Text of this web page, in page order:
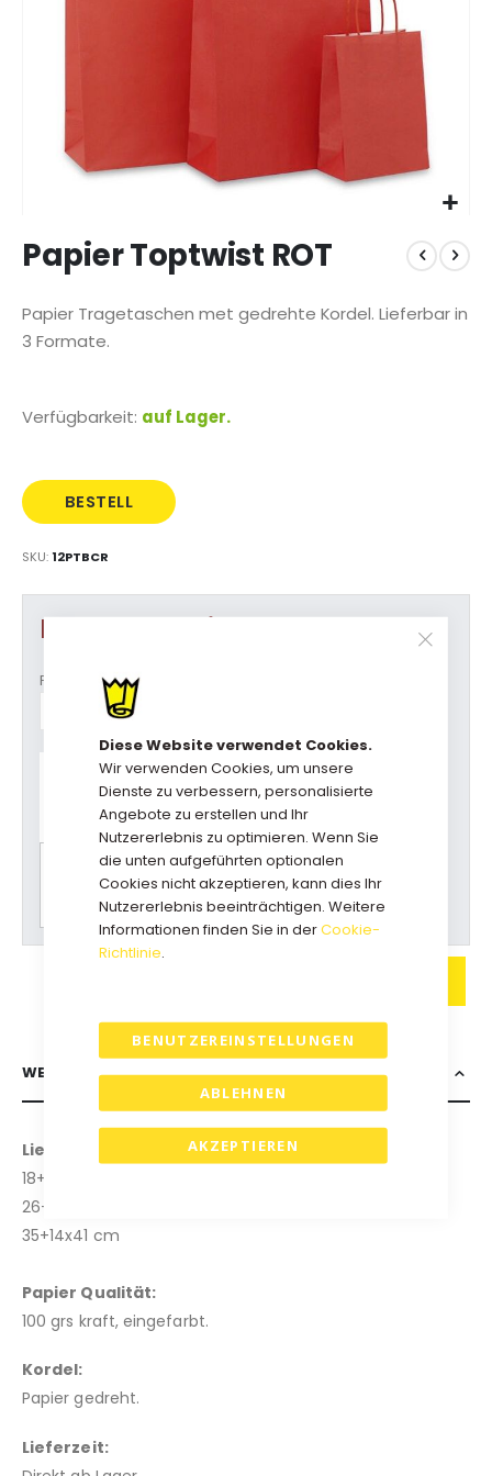
Diese Website verwendet Cookies.
Wir verwenden Cookies, um unsere
Dienste zu verbessern, personalisierte
Angebote zu erstellen und Ihr
Nutzererlebnis zu optimieren. Wenn Sie
die unten aufgeführten optionalen
Cookies nicht akzeptieren, kann dies Ihr
Nutzererlebnis beeinträchtigen. Weitere
Informationen finden Sie in derCookie-
Richtlinie.
AKZEPTIEREN
BENUTZEREINSTELLUNGEN
ABLEHNEN
Anfang
der
springen
Papier Toptwist ROT
Papier Tragetaschen met gedrehte Kordel. Lieferbar in
3 Formate.
Verfügbarkeit: auf Lager.
BESTELL
SKU 12PTBCR
Produkt Optionen
Formaat (b x d x h)
Haben Sie Fragen zu diesem
Produkt?
Rufen Sie uns an: +31(0)73-5229800
kundendienst@geschenkboxdirekt.de
Bitte wählen Sie zuerst alle Optionen für einen
Preisvorschlag.
WEITERE INFORMATIONEN
Lieerbare Formate: (b x t x h)
18+8x24 cm
26+12x34 cm
35+14x41 cm
Papier Qualität:
100 grs kraft, eingefarbt.
Kordel:
Papier gedreht.
Lieferzeit: